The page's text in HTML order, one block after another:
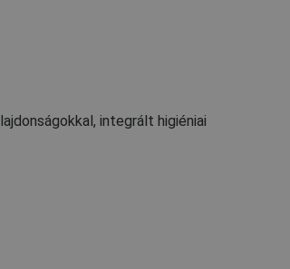
integrált higiéniai